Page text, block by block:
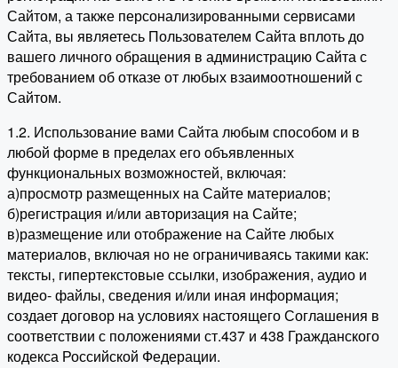
Сайтом, а также персонализированными сервисами
Сайта, вы являетесь Пользователем Сайта вплоть до
вашего личного обращения в администрацию Сайта с
требованием об отказе от любых взаимоотношений с
Сайтом.
1.2. Использование вами Сайта любым способом и в
любой форме в пределах его объявленных
функциональных возможностей, включая:
а)просмотр размещенных на Сайте материалов;
б)регистрация и/или авторизация на Сайте;
в)размещение или отображение на Сайте любых
материалов, включая но не ограничиваясь такими как:
тексты, гипертекстовые ссылки, изображения, аудио и
видео- файлы, сведения и/или иная информация;
создает договор на условиях настоящего Соглашения в
соответствии с положениями ст.437 и 438 Гражданского
кодекса Российской Федерации.